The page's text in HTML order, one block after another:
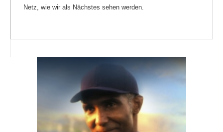
Netz, wie wir als Nächstes sehen werden.